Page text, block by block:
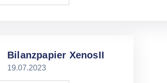
Bilanzpapier XenosII
19.07.2023